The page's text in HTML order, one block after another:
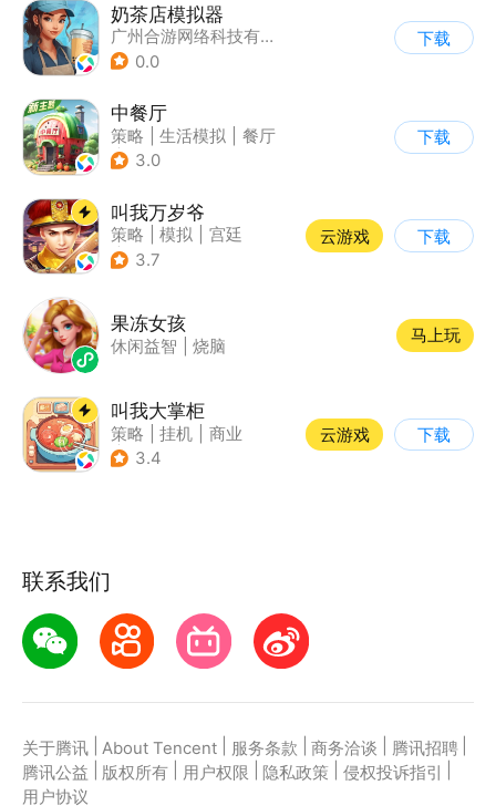
奶茶店模拟器
广州合游网络科技有限公司
0.0
下载
中餐厅
策略 生活模拟
餐厅
| 中餐厅
3.0
下载
叫我万岁爷
策略 模拟
宫廷
| 剧情
3.7
云游戏 下载
果冻女孩
休闲益智 烧脑
马上玩
叫我大掌柜
策略 挂机
商业
| 古风
3.4
云游戏 下载
联系我们
关于腾讯 About Tencent 服务条款 商务洽谈 腾讯招聘
腾讯公益
版权所有 用户权限 隐私政策 侵权投诉指引
用户协议